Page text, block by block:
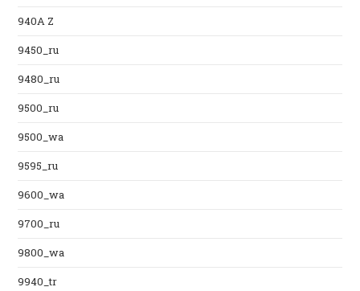
940A Z
9450_ru
9480_ru
9500_ru
9500_wa
9595_ru
9600_wa
9700_ru
9800_wa
9940_tr